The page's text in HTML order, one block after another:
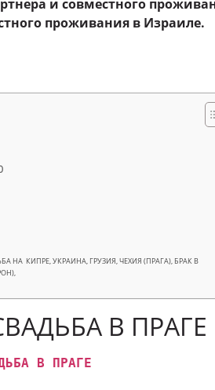
и совместного
проживания в Израиле.
НА КИПРЕ, УКРАИНА, ГРУЗИЯ, ЧЕХИЯ (ПРАГА), БРАК В
В ПРАГЕ
В ПРАГЕ